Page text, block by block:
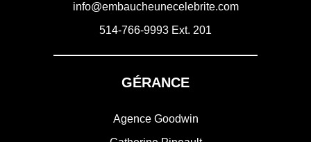
info@embaucheunecelebrite.com
514-766-9993 Ext. 201
GÉRANCE
Agence Goodwin